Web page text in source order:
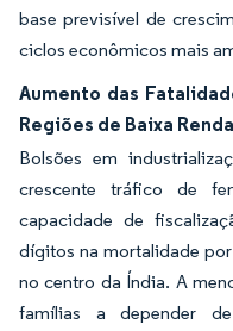
base previsível de
ciclos econômicos mais
Aumento das
Regiões de Baixa Renda
Bolsões em
crescente tráfico de
capacidade de
dígitos na mortalidade
no centro da Índia. A
famílias a depender